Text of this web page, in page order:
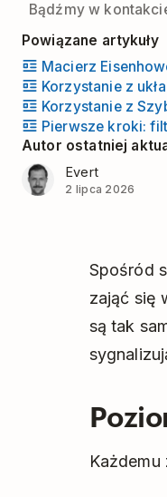
Bądźmy w
Powiązane artykuły
Macierz
Korzystanie z
Korzystanie z
Pierwsze kroki:
Autor ostatniej
Evert
2 lipca 2026
Spośród
zająć się
są tak